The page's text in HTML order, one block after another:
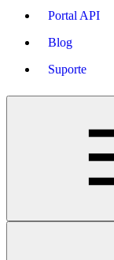
Portal API
Blog
Suporte